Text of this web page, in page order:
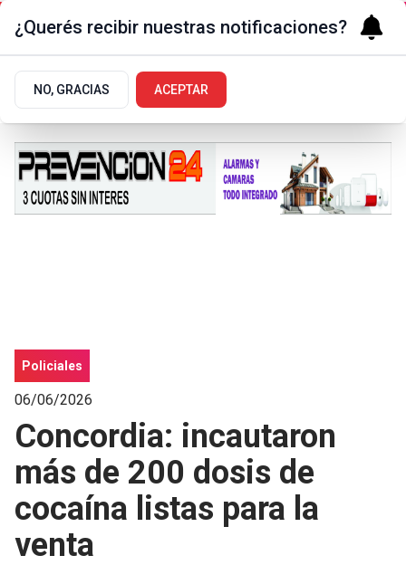
Policiales
06/06/2026
Concordia: incautaron
más de 200 dosis de
cocaína listas para la
venta
¿Querés recibir nuestras notificaciones?
NO, GRACIAS ACEPTAR